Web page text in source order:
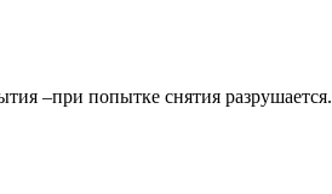
–при попытке снятия разрушается.